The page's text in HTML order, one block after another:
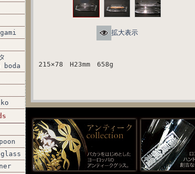
glass
拡大表示
215×78 H23mm 658g